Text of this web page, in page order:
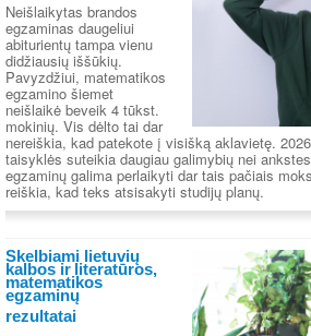
Neišlaikytas brandos
egzaminas daugeliui
abiturientų tampa vienu
didžiausių iššūkių.
Pavyzdžiui, matematikos
egzamino šiemet
neišlaikė beveik 4 tūkst.
mokinių. Vis dėlto tai dar
nereiškia, kad patekote į visišką aklavietę.
taisyklės suteikia daugiau galimybių nei
egzaminų galima perlaikyti dar tais pačiais
reiškia, kad teks atsisakyti studijų planų.
Skelbiami lietuvių
kalbos ir literatūros,
matematikos
egzaminų
rezultatai